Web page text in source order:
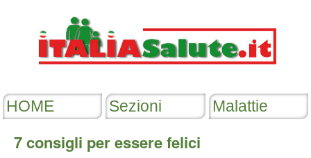
7 consigli per essere felici